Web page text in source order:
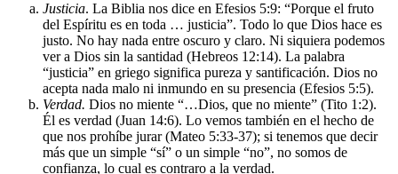
Justicia. La Biblia nos dice en Efesios 5:9: “Porque el fruto
del Espíritu es en toda … justicia”. Todo lo que Dios hace es
justo. No hay nada entre oscuro y claro. Ni siquiera podemos
ver a Dios sin la santidad (Hebreos 12:14). La palabra
“justicia” en griego significa pureza y santificación. Dios no
acepta nada malo ni inmundo en su presencia (Efesios 5:5).
Verdad. Dios no miente “…Dios, que no miente” (Tito 1:2).
Él es verdad (Juan 14:6). Lo vemos también en el hecho de
que nos prohíbe jurar (Mateo 5:33-37); si tenemos que decir
más que un simple “sí” o un simple “no”, no somos de
confianza, lo cual es contraro a la verdad.